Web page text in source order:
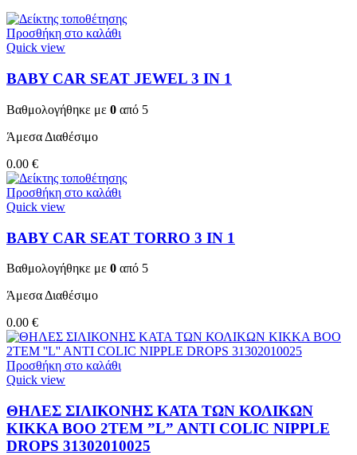
Προσθήκη στο καλάθι
Quick view
BABY CAR SEAT JEWEL 3 ΙΝ 1
Βαθμολογήθηκε με 0 από 5
Άμεσα Διαθέσιμο
0.00 €
Προσθήκη στο καλάθι
Quick view
BABY CAR SEAT TORRO 3 ΙΝ 1
Βαθμολογήθηκε με 0 από 5
Άμεσα Διαθέσιμο
0.00 €
Προσθήκη στο καλάθι
Quick view
ΘΗΛΕΣ ΣΙΛΙΚΟΝΗΣ ΚΑΤΑ ΤΩΝ ΚΟΛΙΚΩΝ
KIKKA BOO 2TEM ”L” ANTI COLIC NIPPLE
DROPS 31302010025